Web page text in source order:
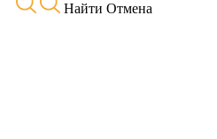
Найти Отмена